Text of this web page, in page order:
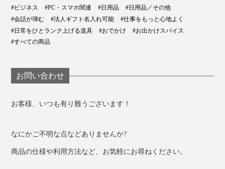
#ビジネス #PC・スマホ関連 #日用品
#日用品／その他
#会話が弾む
#法人ギフト名入れ可能
#仕事をもっと心地よく
#日常をひとランク上げる道具
#おでかけ
#お出かけスパイス
#すべての商品
お問い合わせ
お客様、いつも有り難うございます！
なにかご不明な点などありませんか?
商品の仕様や利用方法など、お気軽にお尋ねください。